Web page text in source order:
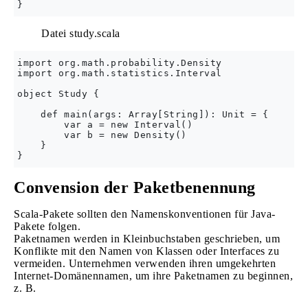
Datei study.scala
import org.math.probability.Density
import org.math.statistics.Interval
object Study {
    def main(args: Array[String]): Unit = {
        var a = new Interval()
        var b = new Density()
    }
Convension der Paketbenennung
Scala-Pakete sollten den Namenskonventionen für Java-
Pakete folgen.
Paketnamen werden in Kleinbuchstaben geschrieben, um
Konflikte mit den Namen von Klassen oder Interfaces zu
vermeiden. Unternehmen verwenden ihren umgekehrten
Internet-Domänennamen, um ihre Paketnamen zu beginnen,
z. B.